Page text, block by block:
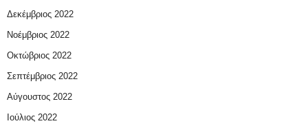
Δεκέμβριος 2022
Νοέμβριος 2022
Οκτώβριος 2022
Σεπτέμβριος 2022
Αύγουστος 2022
Ιούλιος 2022